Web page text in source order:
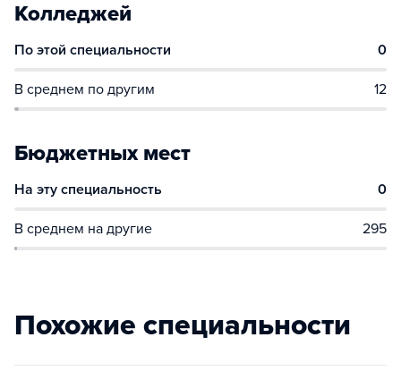
Колледжей
По этой специальности 0
В среднем по другим 12
Бюджетных мест
На эту специальность 0
В среднем на другие 295
Похожие специальности